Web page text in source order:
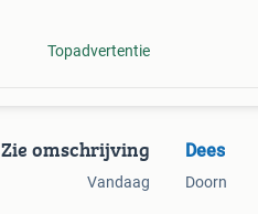
Topadvertentie
Zie omschrijving
Vandaag
Dees
Doorn